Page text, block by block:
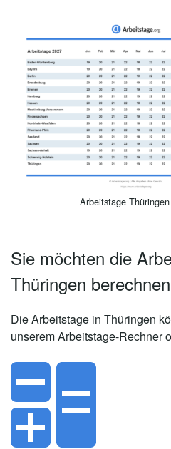
Arbeitstage
Sie möchten die
Thüringen
Die Arbeitstage in Thüringen
unserem Arbeitstage-Rechner